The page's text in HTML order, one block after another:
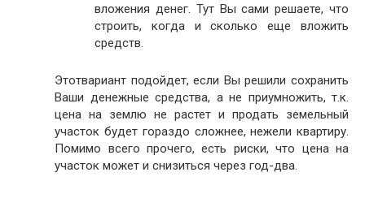
вложения денег. Тут Вы сами решаете, что
строить, когда и сколько еще вложить
средств.
Этотвариант подойдет, если Вы решили сохранить
Ваши денежные средства, а не приумножить, т.к.
цена на землю не растет и продать земельный
участок будет гораздо сложнее, нежели квартиру.
Помимо всего прочего, есть риски, что цена на
участок может и снизиться через год-два.